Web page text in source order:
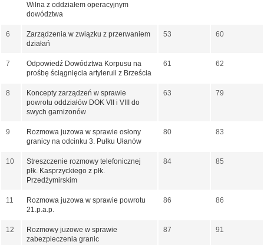
Wilna z oddziałem operacyjnym
dowództwa
6
Zarządzenia w związku z przerwaniem
działań
53 60
7
Odpowiedź Dowództwa Korpusu na
prośbę ściągnięcia artyleruii z Brześcia
61 62
8
Koncepty zarządzeń w sprawie
powrotu oddziałów DOK VII i VIII do
swych garnizonów
63 79
9
Rozmowa juzowa w sprawie osłony
granicy na odcinku 3. Pułku Ułanów
80 83
10
Streszczenie rozmowy telefonicznej
płk. Kasprzyckiego z płk.
Przedżymirskim
84 85
11
Rozmowa juzowa w sprawie powrotu
21.p.a.p.
86 86
12
Rozmowy juzowe w sprawie
zabezpieczenia granic
87 91